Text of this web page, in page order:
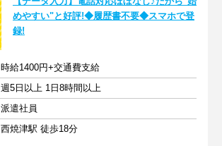
めやすい"と好評!◆履歴書不要◆スマホで登
録!
時給1400円+交通費支給
週5日以上 1日8時間以上
派遣社員
西焼津駅 徒歩18分